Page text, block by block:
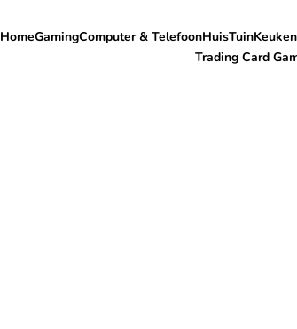
HomeGamingComputer & TelefoonHuisTuinKeuken
Trading Card